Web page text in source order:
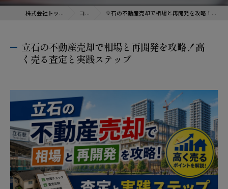
株式会社トップトラスト コラム 立石の不動産売却で相場と再開発を攻略！高く売る査定と実践ステップ
立石の不動産売却で相場と再開発を攻略！高
く売る査定と実践ステップ